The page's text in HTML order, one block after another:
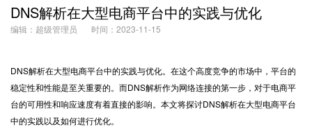
DNS解析在大型电商平台中的实践与优化
编辑：超级管理员 时间：2023-11-15
DNS解析在大型电商平台中的实践与优化。在这个高度竞争的市场中，平台的
稳定性和性能是至关重要的。而DNS解析作为网络连接的第一步，对于电商平
台的可用性和响应速度有着直接的影响。本文将探讨DNS解析在大型电商平台
中的实践以及如何进行优化。